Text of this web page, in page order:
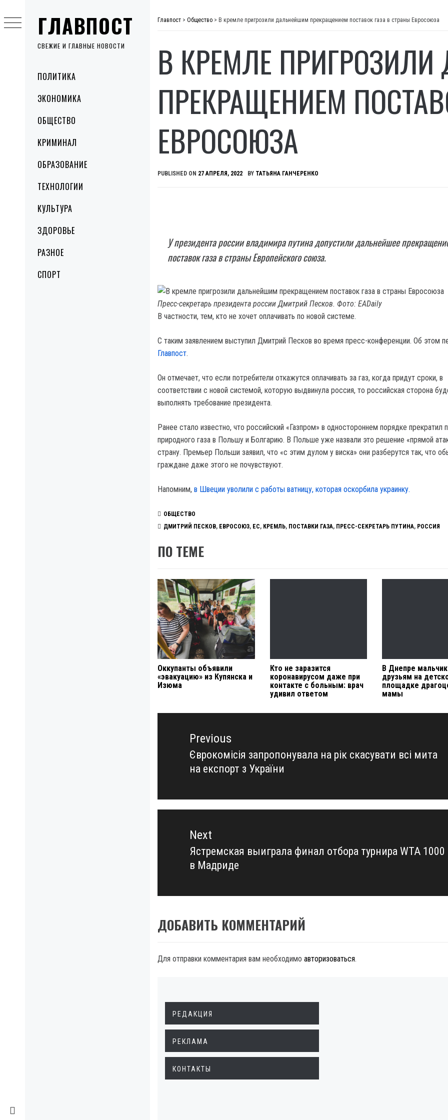
ГЛАВПОСТ
СВЕЖИЕ И ГЛАВНЫЕ НОВОСТИ
MenuПОЛИТИКА
ЭКОНОМИКА
ОБЩЕСТВО
КРИМИНАЛ
ОБРАЗОВАНИЕ
ТЕХНОЛОГИИ
КУЛЬТУРА
ЗДОРОВЬЕ
РАЗНОЕ
СПОРТ
to
content
Главпост > Общество > В кремле пригрозили дальнейшим прекращением поставок газа в страны Евросоюза
В КРЕМЛЕ
ПРЕКРАЩЕНИЕМ
ЕВРОСОЮЗА
PUBLISHED ON 27 АПРЕЛЯ, 2022 BY ТАТЬЯНА ГАНЧЕРЕНКО
У президента россии владимира путина допустили дальнейшее
поставок газа в страны Европейского союза.
Пресс-секретарь президента россии Дмитрий Песков. Фото: EADaily
В частности, тем, кто не хочет оплачивать по новой системе.
С таким заявлением выступил Дмитрий Песков во время пресс-конференции. Об этом
Главпост.
Он отмечает, что если потребители откажутся оплачивать за газ, когда придут сроки, в
соответствии с новой системой, которую выдвинула россия, то российская сторона
выполнять требование президента.
Ранее стало известно, что российский «Газпром» в одностороннем порядке прекратил
природного газа в Польшу и Болгарию. В Польше уже назвали это решение «прямой
страну. Премьер Польши заявил, что «с этим дулом у виска» они разберутся так, что
граждане даже этого не почувствуют.
Напомним, в Швеции уволили с работы ватницу, которая оскорбила украинку.
ОБЩЕСТВО
ДМИТРИЙ ПЕСКОВ, ЕВРОСОЮЗ, ЕС, КРЕМЛЬ, ПОСТАВКИ ГАЗА, ПРЕСС-СЕКРЕТАРЬ ПУТИНА, РОССИЯ
ПО ТЕМЕ
Оккупанты объявили
«эвакуацию» из Купянска и
Изюма
Кто не заразится
коронавирусом даже при
контакте с больным: врач
удивил ответом
В Днепре
друзьям на
площадке
мамы
Навигация
записямPrevious
Previous
post:
Єврокомісія запропонувала на рік скасувати всі мита
на експорт з України
Next
Next
post:
Ястремская выиграла финал отбора турнира WTA 1000
в Мадриде
ДОБАВИТЬ КОММЕНТАРИЙ
Для отправки комментария вам необходимо авторизоваться.
РЕДАКЦИЯ
РЕКЛАМА
КОНТАКТЫ